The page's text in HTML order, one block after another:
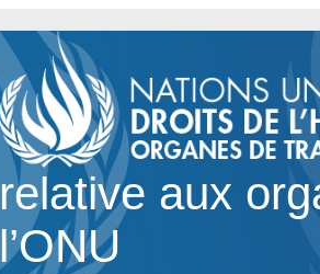
relative aux
l’ONU